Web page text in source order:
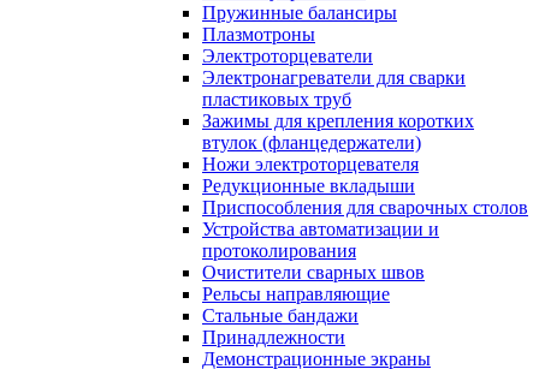
Пружинные балансиры
Плазмотроны
Электроторцеватели
Электронагреватели для сварки
пластиковых труб
Зажимы для крепления коротких
втулок (фланцедержатели)
Ножи электроторцевателя
Редукционные вкладыши
Приспособления для сварочных столов
Устройства автоматизации и
протоколирования
Очистители сварных швов
Рельсы направляющие
Стальные бандажи
Принадлежности
Демонстрационные экраны